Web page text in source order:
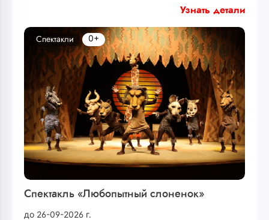
Узнать детали
Спектакль «Любопытный слоненок»
до 26-09-2026 г.
Спектакли 0+